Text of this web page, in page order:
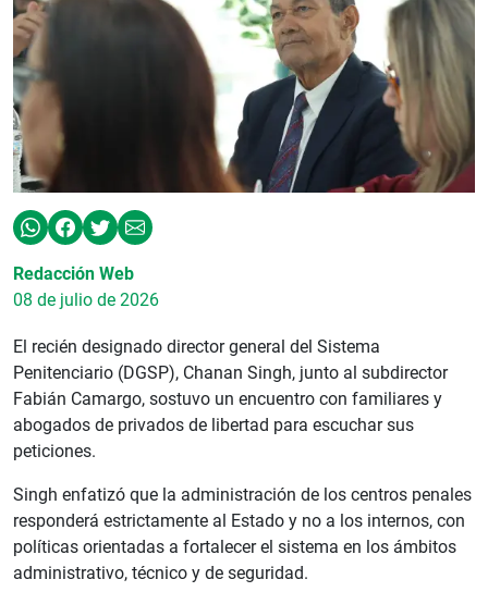
Redacción Web
08 de julio de 2026
El recién designado director general del Sistema
Penitenciario (DGSP), Chanan Singh, junto al subdirector
Fabián Camargo, sostuvo un encuentro con familiares y
abogados de privados de libertad para escuchar sus
peticiones.
Singh enfatizó que la administración de los centros penales
responderá estrictamente al Estado y no a los internos, con
políticas orientadas a fortalecer el sistema en los ámbitos
administrativo, técnico y de seguridad.